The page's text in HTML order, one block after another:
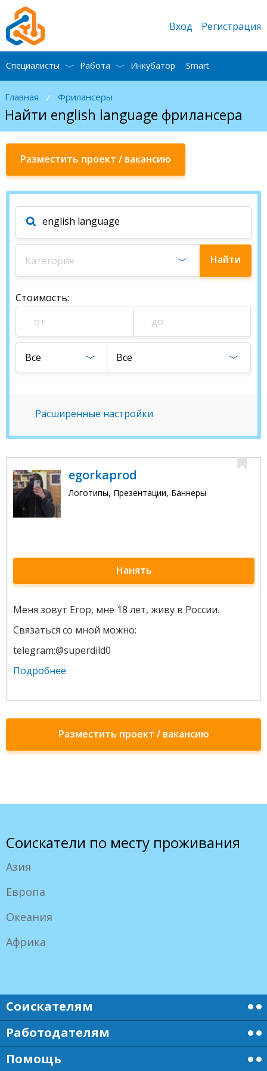
Главная / Фрилансеры
Найти english language фрилансера
Разместить проект / вакансию
Категория Найти
Стоимость:
Все Все
Расширенные настройки
egorkaprod
Логотипы, Презентации, Баннеры
Нанять
Меня зовут Егор, мне 18 лет, живу в России.
Связаться со мной можно:
telegram:@superdild0
Подробнее
Разместить проект / вакансию
Соискатели по месту проживания
Азия
Европа
Океания
Африка
Вход Регистрация
Специалисты Работа Инкубатор Smart
Соискателям
Работодателям
Помощь